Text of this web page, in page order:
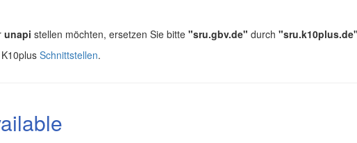
unapi stellen möchten, ersetzen Sie bitte "sru.gbv.de" durch "sru.k10plus.de"
Schnittstellen.